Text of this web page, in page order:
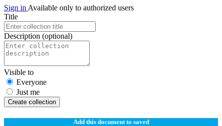
Sign in Available only to authorized users
Title
Description (optional)
Visible to
Everyone
Just me
Create collection
Add this document to saved